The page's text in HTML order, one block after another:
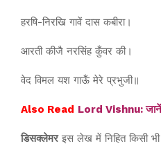
हरषि-निरखि गावें दास कबीरा।
आरती कीजै नरसिंह कुँवर की।
वेद विमल यश गाऊँ मेरे प्रभुजी॥
Also Read Lord Vishnu: जानें
डिसक्लेमरइस लेख में निहित किसी भी